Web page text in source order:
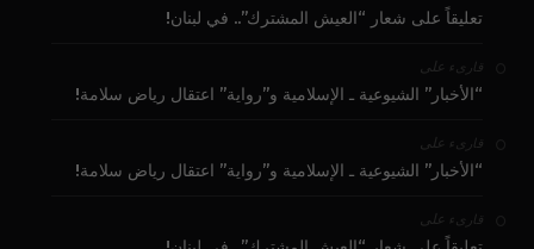
تعليقاً على شعار “العيش المشترك”.. في لبنان!
قارىء على
“الأخبار” الشيوعية ـ الإسلامية و”رواية” اعتقال رياض سلامة!
قارىء على
“الأخبار” الشيوعية ـ الإسلامية و”رواية” اعتقال رياض سلامة!
قارىء على